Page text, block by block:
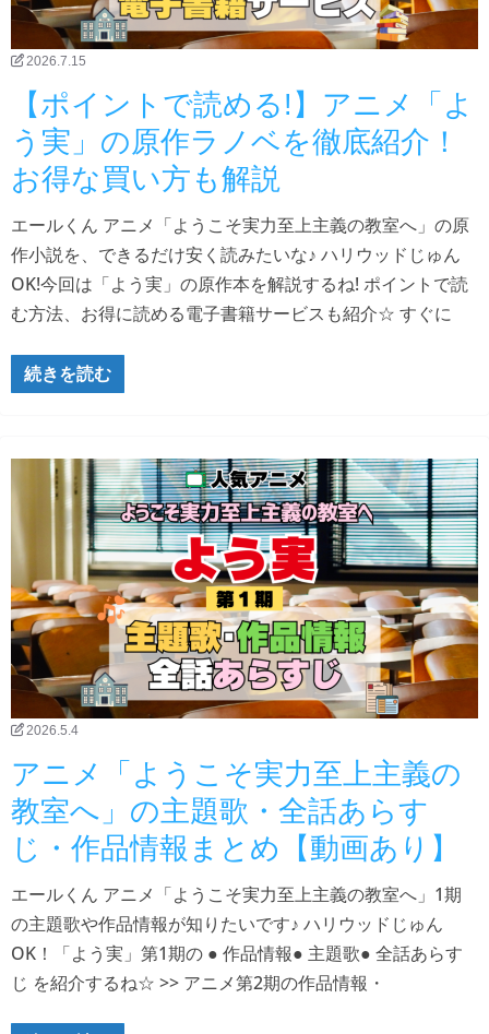
2026.7.15
【ポイントで読める!】アニメ「よ
う実」の原作ラノベを徹底紹介！
お得な買い方も解説
エールくん アニメ「ようこそ実力至上主義の教室へ」の原
作小説を、できるだけ安く読みたいな♪ ハリウッドじゅん
OK!今回は「よう実」の原作本を解説するね! ポイントで読
む方法、お得に読める電子書籍サービスも紹介☆ すぐに
続きを読む
2026.5.4
アニメ「ようこそ実力至上主義の
教室へ」の主題歌・全話あらす
じ・作品情報まとめ【動画あり】
エールくん アニメ「ようこそ実力至上主義の教室へ」1期
の主題歌や作品情報が知りたいです♪ ハリウッドじゅん
OK！「よう実」第1期の ● 作品情報● 主題歌● 全話あらす
じ を紹介するね☆ >> アニメ第2期の作品情報・